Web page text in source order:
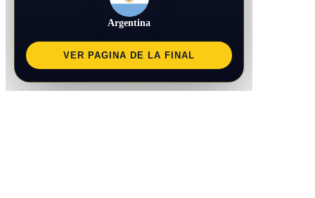
Argentina
VER PAGINA DE LA FINAL